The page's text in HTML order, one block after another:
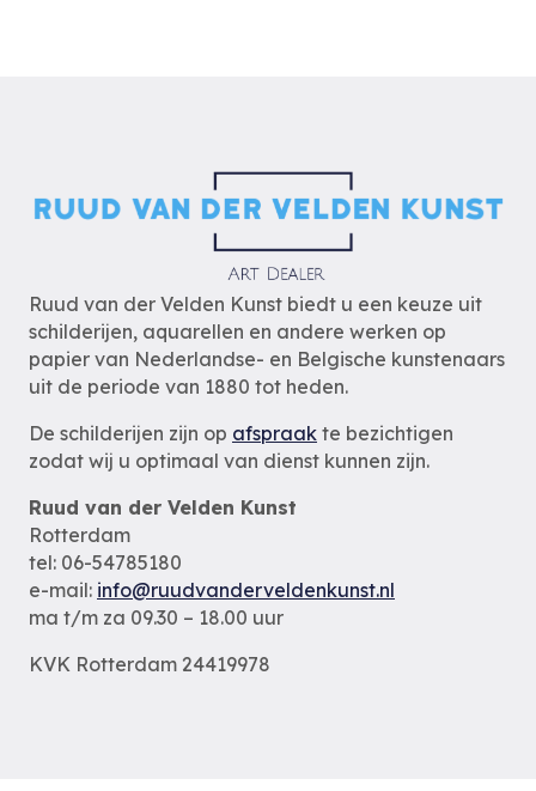
Ruud van der Velden Kunst biedt u een keuze uit
schilderijen, aquarellen en andere werken op
papier van Nederlandse- en Belgische kunstenaars
uit de periode van 1880 tot heden.
De schilderijen zijn op afspraak te bezichtigen
zodat wij u optimaal van dienst kunnen zijn.
Ruud van der Velden Kunst
Rotterdam
tel: 06-54785180
e-mail: info@ruudvanderveldenkunst.nl
ma t/m za 09.30 – 18.00 uur
KVK Rotterdam 24419978